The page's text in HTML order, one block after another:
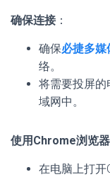
确保连接：
确保必捷多媒
络。
将需要投屏的
域网中。
使用Chrome浏览器
在电脑上打开